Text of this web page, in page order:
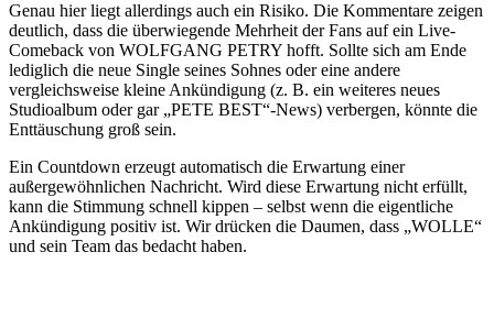
Genau hier liegt allerdings auch ein Risiko. Die Kommentare zeigen
deutlich, dass die überwiegende Mehrheit der Fans auf ein Live-
Comeback von WOLFGANG PETRY hofft. Sollte sich am Ende
lediglich die neue Single seines Sohnes oder eine andere
vergleichsweise kleine Ankündigung (z. B. ein weiteres neues
Studioalbum oder gar „PETE BEST“-News) verbergen, könnte die
Enttäuschung groß sein.
Ein Countdown erzeugt automatisch die Erwartung einer
außergewöhnlichen Nachricht. Wird diese Erwartung nicht erfüllt,
kann die Stimmung schnell kippen – selbst wenn die eigentliche
Ankündigung positiv ist. Wir drücken die Daumen, dass „WOLLE“
und sein Team das bedacht haben.